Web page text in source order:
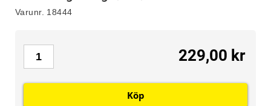
Varunr. 18444
229,00 kr
Köp